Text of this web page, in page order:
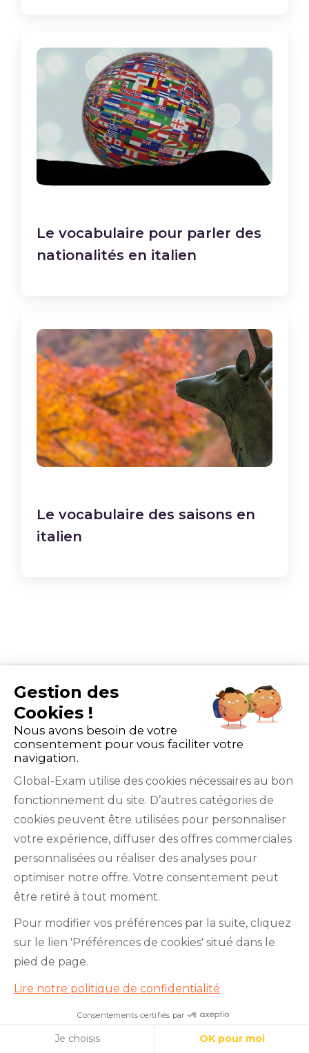
Apprenez l’italien avec nous !
Le vocabulaire pour parler des
nationalités en italien
Le vocabulaire des saisons en
italien
Abonnez-vous à notre newsletter
Recevez en exclusivité nos conseils et actualités
directement dans votre boîte e-mail
Préparation aux examens
Apprentissage des langues
Anglais professionnel
Gestion des
Cookies !
Nous avons besoin de votre
consentement pour vous faciliter votre
navigation.
Global-Exam utilise des cookies nécessaires au bon
fonctionnement du site. D’autres catégories de
cookies peuvent être utilisées pour personnaliser
votre expérience, diffuser des offres commerciales
personnalisées ou réaliser des analyses pour
optimiser notre offre. Votre consentement peut
être retiré à tout moment.
Pour modifier vos préférences par la suite, cliquez
sur le lien 'Préférences de cookies' situé dans le
pied de page.
Lire notre politique de confidentialité
Consentements certifiés par
Je choisis OK pour moi
Cookies